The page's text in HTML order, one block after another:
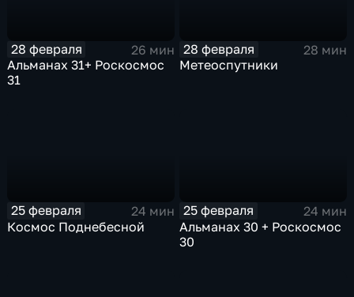
28 февраля
26 мин
Альманах 31+ Роскосмос
31
28 февраля
28 мин
Метеоспутники
25 февраля
24 мин
Космос Поднебесной
25 февраля
24 мин
Альманах 30 + Роскосмос
30